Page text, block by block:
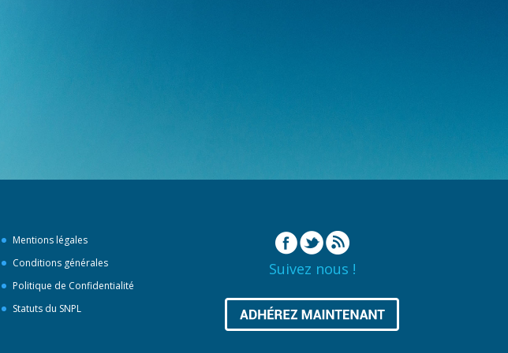
Mentions légales
Conditions générales
Politique de Confidentialité
Statuts du SNPL
Suivez nous !